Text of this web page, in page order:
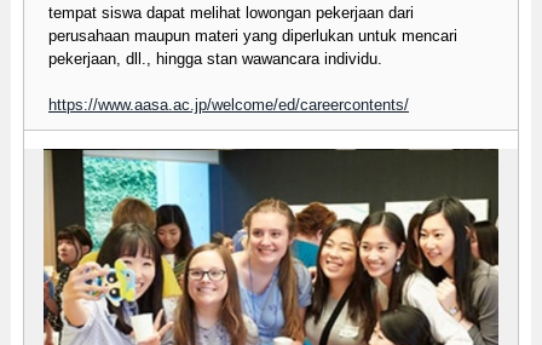
tempat siswa dapat melihat lowongan pekerjaan dari
perusahaan maupun materi yang diperlukan untuk mencari
pekerjaan, dll., hingga stan wawancara individu.
https://www.aasa.ac.jp/welcome/ed/careercontents/